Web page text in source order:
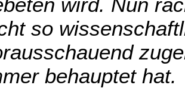
so
behauptet hat.